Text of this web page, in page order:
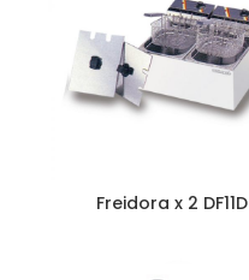
Freidora x 2 DF11D